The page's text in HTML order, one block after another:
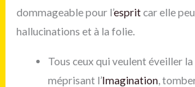
dommageable pour l’espritcar elle
hallucinations et à la folie.
Tous ceux qui veulent éveiller la
méprisant l’Imagination,